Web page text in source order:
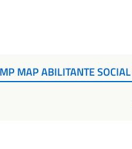
MAP ABILITANTE